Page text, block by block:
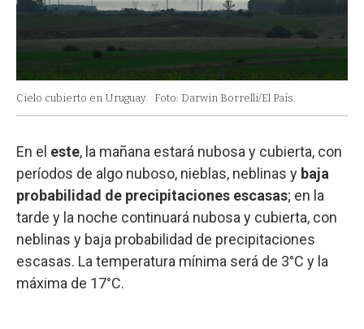
Cielo cubierto en Uruguay. Foto: Darwin Borrelli/El País.
En el este, la mañana estará nubosa y cubierta, con
períodos de algo nuboso, nieblas, neblinas y baja
probabilidad de precipitaciones escasas; en la
tarde y la noche continuará nubosa y cubierta, con
neblinas y baja probabilidad de precipitaciones
escasas. La temperatura mínima será de 3°C y la
máxima de 17°C.